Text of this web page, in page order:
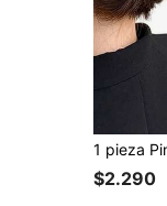
$2.290